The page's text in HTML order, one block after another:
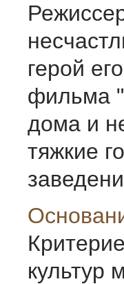
герой
фильма
дома и
тяжкие
культур